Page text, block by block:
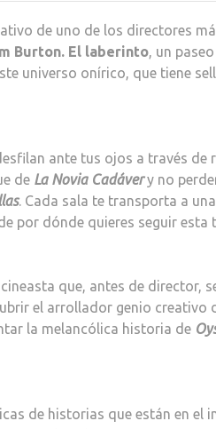
de uno de los directores
Burton. El laberinto, un
universo onírico, que tiene
ante tus ojos a través de
de La Novia Cadávery no
. Cada sala te transporta a
por dónde quieres seguir esta
que, antes de director,
el arrollador genio creativo
la melancólica historia de
de historias que están en el